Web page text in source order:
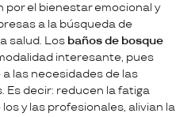
el bienestar emocional y
a la búsqueda de
salud. Los baños de bosque
interesante, pues
las necesidades de las
Es decir: reducen la fatiga
y las profesionales, alivian la